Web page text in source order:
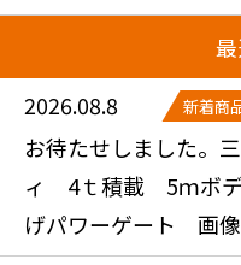
2026.08.8
新着商
お待たせしました
ィ 4ｔ積載 5ｍボ
げパワーゲート 画像